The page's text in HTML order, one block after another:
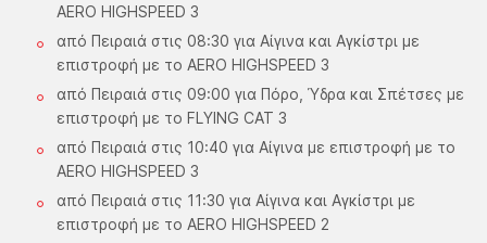
AERO HIGHSPEED 3
από Πειραιά στις 08:30 για Αίγινα και Αγκίστρι με
επιστροφή με το AERO HIGHSPEED 3
από Πειραιά στις 09:00 για Πόρο, Ύδρα και Σπέτσες με
επιστροφή με το FLYING CAT 3
από Πειραιά στις 10:40 για Αίγινα με επιστροφή με το
AERO HIGHSPEED 3
από Πειραιά στις 11:30 για Αίγινα και Αγκίστρι με
επιστροφή με το AERO HIGHSPEED 2